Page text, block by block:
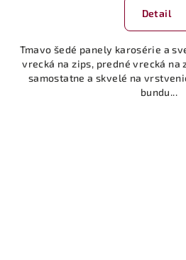
Detail
Tmavo šedé panely karosérie a
vrecká na zips, predné vrecká na
samostatne a skvelé na
bundu...